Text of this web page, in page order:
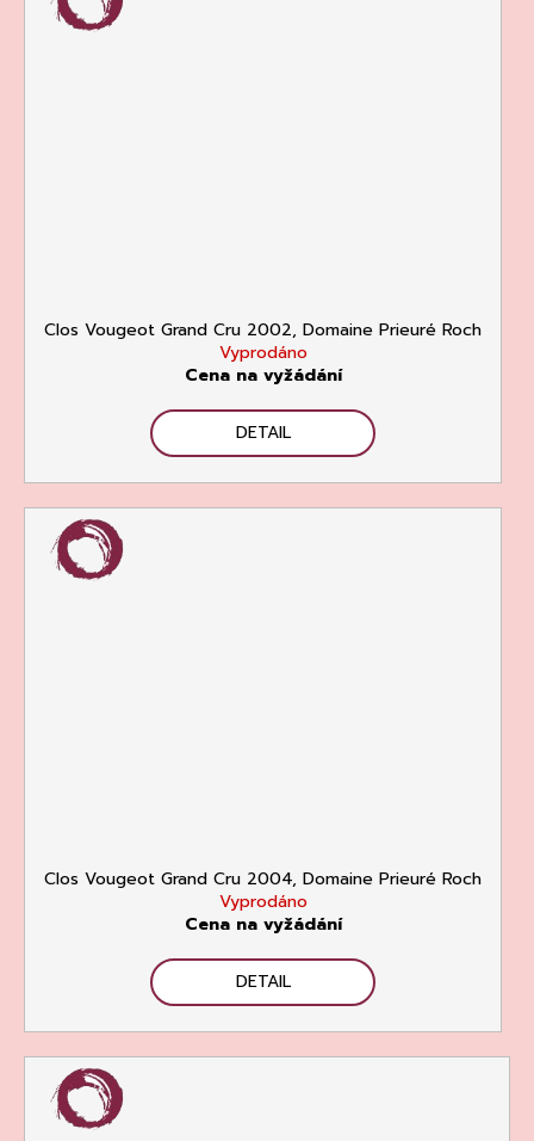
Clos Vougeot Grand Cru 2002, Domaine Prieuré Roch
Vyprodáno
Cena na vyžádání
DETAIL
Clos Vougeot Grand Cru 2004, Domaine Prieuré Roch
Vyprodáno
Cena na vyžádání
DETAIL